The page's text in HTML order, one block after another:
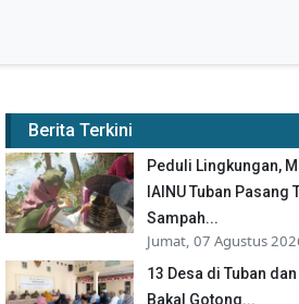
Berita Terkini
Peduli Lingkungan,
IAINU Tuban Pasang
Sampah...
Jumat, 07 Agustus
13 Desa di Tuban
Bakal Gotong...